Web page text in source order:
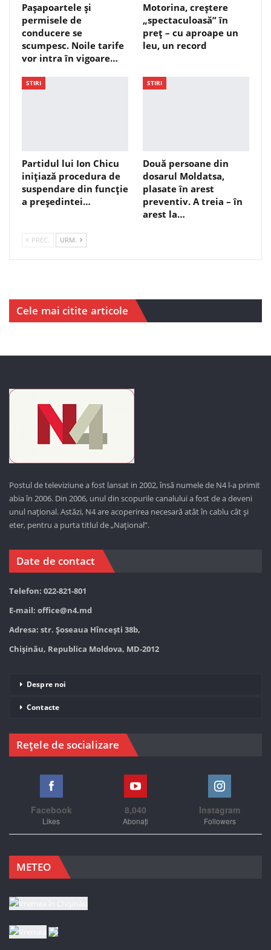
Pașapoartele și
permisele de
conducere se
scumpesc. Noile tarife
vor intra în vigoare…
Motorina, creștere
„spectaculoasă” în
preț – cu aproape un
leu, un record
STIRI
Partidul lui Ion Chicu
inițiază procedura de
suspendare din funcție
a președintei…
STIRI
Două persoane din
dosarul Moldatsa,
plasate în arest
preventiv. A treia – în
arest la…
PREC. URM.
Cele mai citite articole
Postul de televiziune a fost lansat in 2002, însă numele de N4 l-a primit
abia în 2006. Din 2006, unul din scopurile canalului a fost de a deveni
unul național. Astăzi, N4 are acoperirea necesară atât în cablu cât și
eter, pentru a purta titlul de „Național”.
Date de contact
Telefon: 022-821-801
E-mail: office@n4.md
Adresa: str. Șoseaua Hînceşti 38b,
Chișinău, Republica Moldova, MD-2012
Despre noi
Contacte
Rețele de socializare
Facebook
Likes
8,040
Abonați
Instagram
Followers
METEO